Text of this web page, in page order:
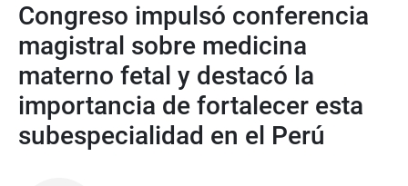
Congreso impulsó conferencia
magistral sobre medicina
materno fetal y destacó la
importancia de fortalecer esta
subespecialidad en el Perú